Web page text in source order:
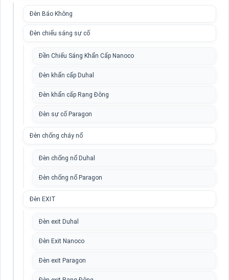
Đèn Báo Không
Đèn chiếu sáng sự cố
Đền Chiếu Sáng Khẩn Cấp Nanoco
Đèn khẩn cấp Duhal
Đèn khẩn cấp Rạng Đông
Đèn sự cố Paragon
Đèn chống cháy nổ
Đèn chống nổ Duhal
Đèn chống nổ Paragon
Đèn EXIT
Đèn exit Duhal
Đèn Exit Nanoco
Đèn exit Paragon